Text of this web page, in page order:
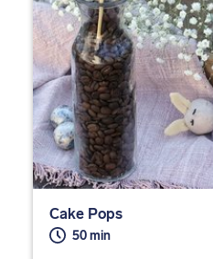
Cake Pops
50 min